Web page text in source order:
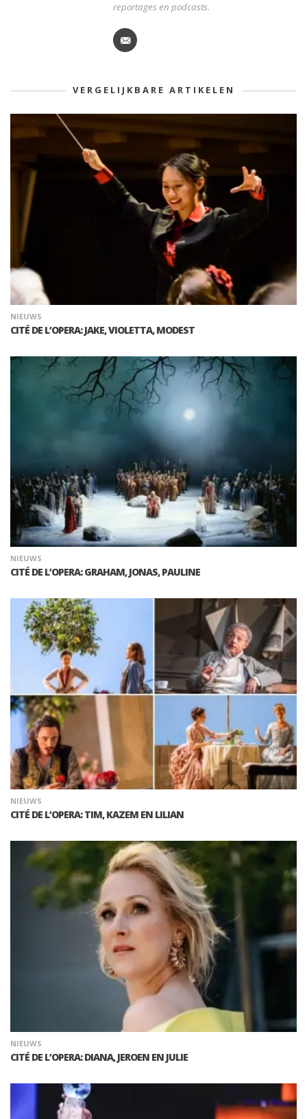
reportages en podcasts.
VERGELIJKBARE ARTIKELEN
NIEUWS
CITÉ DE L’OPERA: JAKE, VIOLETTA, MODEST
NIEUWS
CITÉ DE L’OPERA: GRAHAM, JONAS, PAULINE
NIEUWS
CITÉ DE L’OPERA: TIM, KAZEM EN LILIAN
NIEUWS
CITÉ DE L’OPERA: DIANA, JEROEN EN JULIE